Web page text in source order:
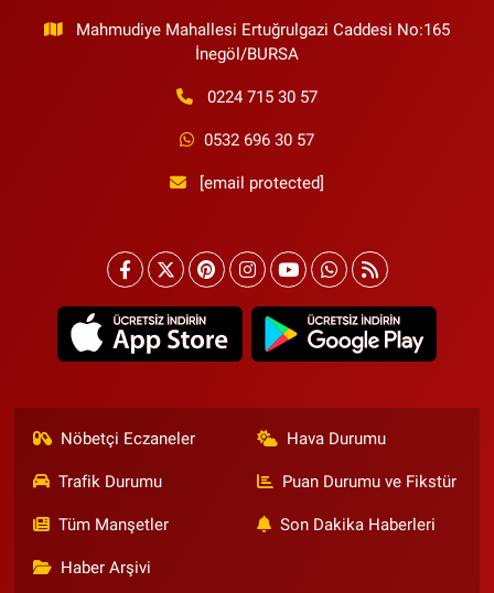
Mahmudiye Mahallesi Ertuğrulgazi Caddesi No:165
İnegöl/BURSA
0224 715 30 57
0532 696 30 57
[email protected]
Nöbetçi Eczaneler Hava Durumu
Trafik Durumu Puan Durumu ve Fikstür
Tüm Manşetler Son Dakika Haberleri
Haber Arşivi